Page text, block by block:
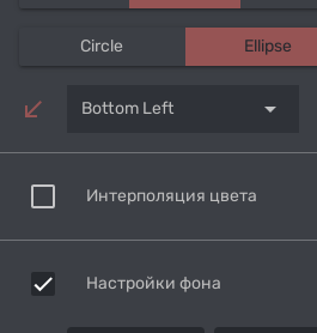
Circle Ellipse
Bottom Left arrow_drop_down
Интерполяция цвета
Настройки фона